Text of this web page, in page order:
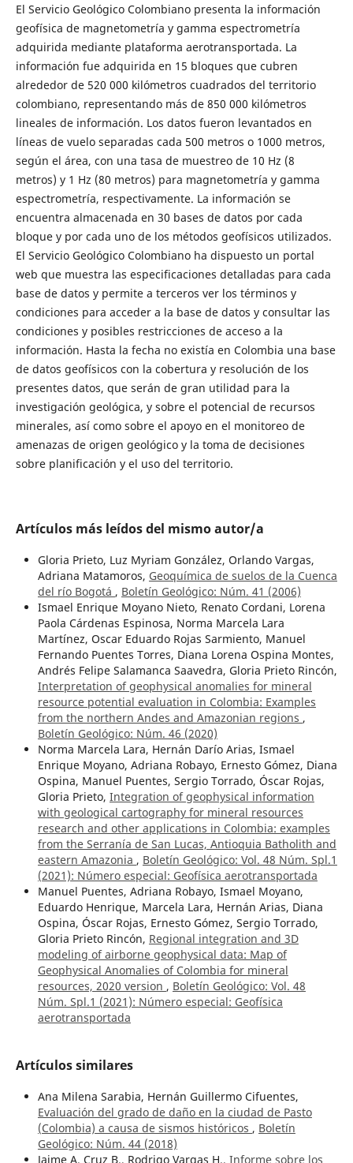
El Servicio Geológico Colombiano presenta la información
geofísica de magnetometría y gamma espectrometría
adquirida mediante plataforma aerotransportada. La
información fue adquirida en 15 bloques que cubren
alrededor de 520 000 kilómetros cuadrados del territorio
colombiano, representando más de 850 000 kilómetros
lineales de información. Los datos fueron levantados en
líneas de vuelo separadas cada 500 metros o 1000 metros,
según el área, con una tasa de muestreo de 10 Hz (8
metros) y 1 Hz (80 metros) para magnetometría y gamma
espectrometría, respectivamente. La información se
encuentra almacenada en 30 bases de datos por cada
bloque y por cada uno de los métodos geofísicos utilizados.
El Servicio Geológico Colombiano ha dispuesto un portal
web que muestra las especificaciones detalladas para cada
base de datos y permite a terceros ver los términos y
condiciones para acceder a la base de datos y consultar las
condiciones y posibles restricciones de acceso a la
información. Hasta la fecha no existía en Colombia una base
de datos geofísicos con la cobertura y resolución de los
presentes datos, que serán de gran utilidad para la
investigación geológica, y sobre el potencial de recursos
minerales, así como sobre el apoyo en el monitoreo de
amenazas de origen geológico y la toma de decisiones
sobre planificación y el uso del territorio.
Artículos más leídos del mismo autor/a
Gloria Prieto, Luz Myriam González, Orlando Vargas,
Adriana Matamoros, Geoquímica de suelos de la Cuenca
del río Bogotá , Boletín Geológico: Núm. 41 (2006)
Ismael Enrique Moyano Nieto, Renato Cordani, Lorena
Paola Cárdenas Espinosa, Norma Marcela Lara
Martínez, Oscar Eduardo Rojas Sarmiento, Manuel
Fernando Puentes Torres, Diana Lorena Ospina Montes,
Andrés Felipe Salamanca Saavedra, Gloria Prieto Rincón,
Interpretation of geophysical anomalies for mineral
resource potential evaluation in Colombia: Examples
from the northern Andes and Amazonian regions ,
Boletín Geológico: Núm. 46 (2020)
Norma Marcela Lara, Hernán Darío Arias, Ismael
Enrique Moyano, Adriana Robayo, Ernesto Gómez, Diana
Ospina, Manuel Puentes, Sergio Torrado, Óscar Rojas,
Gloria Prieto, Integration of geophysical information
with geological cartography for mineral resources
research and other applications in Colombia: examples
from the Serranía de San Lucas, Antioquia Batholith and
eastern Amazonia , Boletín Geológico: Vol. 48 Núm. Spl.1
(2021): Número especial: Geofísica aerotransportada
Manuel Puentes, Adriana Robayo, Ismael Moyano,
Eduardo Henrique, Marcela Lara, Hernán Arias, Diana
Ospina, Óscar Rojas, Ernesto Gómez, Sergio Torrado,
Gloria Prieto Rincón, Regional integration and 3D
modeling of airborne geophysical data: Map of
Geophysical Anomalies of Colombia for mineral
resources, 2020 version , Boletín Geológico: Vol. 48
Núm. Spl.1 (2021): Número especial: Geofísica
aerotransportada
Artículos similares
Ana Milena Sarabia, Hernán Guillermo Cifuentes,
Evaluación del grado de daño en la ciudad de Pasto
(Colombia) a causa de sismos históricos , Boletín
Geológico: Núm. 44 (2018)
Jaime A. Cruz B., Rodrigo Vargas H., Informe sobre los